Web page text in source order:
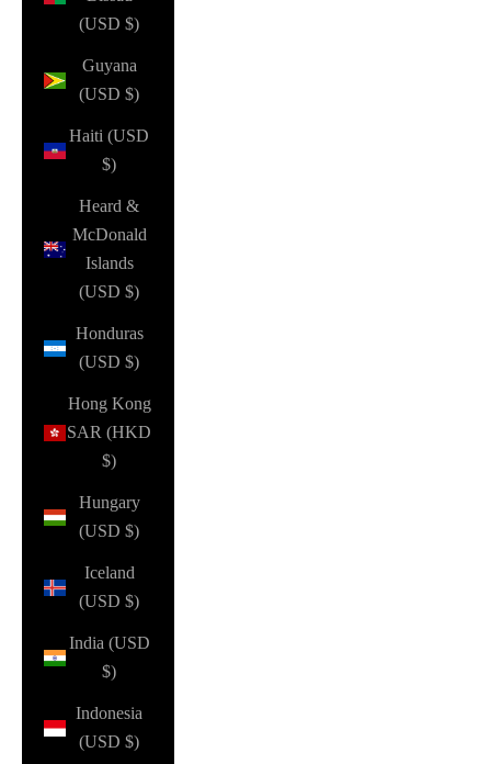
(USD $)
Guyana
(USD $)
Haiti (USD
$)
Heard &
McDonald
Islands
(USD $)
Honduras
(USD $)
Hong Kong
SAR (HKD
$)
Hungary
(USD $)
Iceland
(USD $)
India (USD
$)
Indonesia
(USD $)